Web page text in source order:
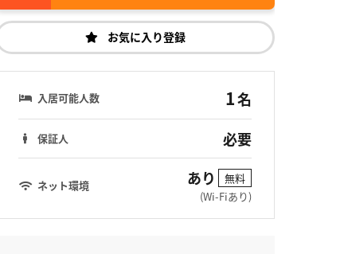
お気に入り登録
入居可能人数 1名
保証人 必要
ネット環境 あり
無料
(Wi-Fiあり)